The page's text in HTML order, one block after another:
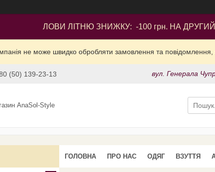
ЛОВИ ЛІТНЮ ЗНИЖКУ: -100 грн. НА
не може швидко обробляти замовлення та повідомлення,
(50) 139-23-13 вул. Генерала
AnaSol-Style
ГОЛОВНА ПРО НАС ОДЯГ ВЗУТТЯ